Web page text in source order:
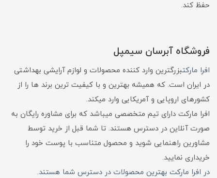
حفظ کند.
فروشگاه آبرسان سیمپل
افرا مارکتبزرگترین وارد کننده محصولات و لوازم آرایشی بهداشتی
در ایران است. که همیشه بهترین و با کیفیت ترین برند ها را از
کشورهای اروپایی و آمریکایی وارد میکند.
افرا مارکت دارای تیم متخصصی میباشد که برای مشاوره رایگان به
صورت آنلاین در دسترس هستند. تا شما قبل از خرید توسط
مشاورین راهنمایی شوید و محصول متناسب با پوست خود را
خریداری نمایید.
در افرا مارکت بهترین محصولات در دسترس شما هستند.